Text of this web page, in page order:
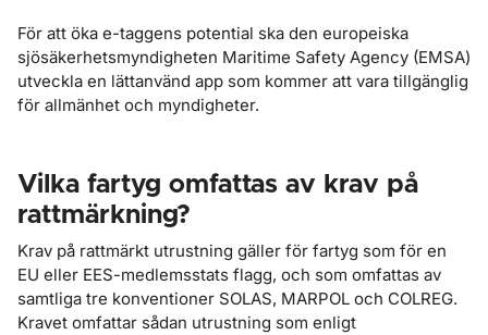
För att öka e-taggens potential ska den europeiska
sjösäkerhetsmyndigheten Maritime Safety Agency (EMSA)
utveckla en lättanvänd app som kommer att vara tillgänglig
för allmänhet och myndigheter.
Vilka fartyg omfattas av krav på
rattmärkning?
Krav på rattmärkt utrustning gäller för fartyg som för en
EU eller EES-medlemsstats flagg, och som omfattas av
samtliga tre konventioner SOLAS, MARPOL och COLREG.
Kravet omfattar sådan utrustning som enligt